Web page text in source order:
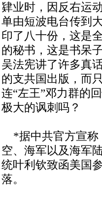
肄业时，因反右运
单由短波电台传到
印了八十份，这是
的秘书，这是书呆
吴法宪讲了许多真
的支共国出版，而
连“左王”邓力群的
极大的讽刺吗？
*据中共官方宣称
空、海军以及海军
统叶利钦致函美国
落。